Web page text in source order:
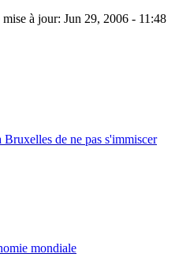
à jour: Jun 29, 2006 - 11:48
de ne pas s'immiscer
mondiale